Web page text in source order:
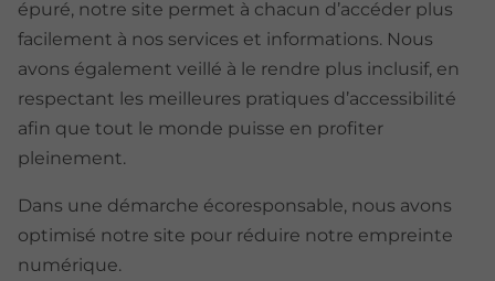
épuré, notre site permet à chacun d’accéder plus
facilement à nos services et informations. Nous
avons également veillé à le rendre plus inclusif, en
respectant les meilleures pratiques d’accessibilité
afin que tout le monde puisse en profiter
pleinement.
Dans une démarche écoresponsable, nous avons
optimisé notre site pour réduire notre empreinte
numérique.